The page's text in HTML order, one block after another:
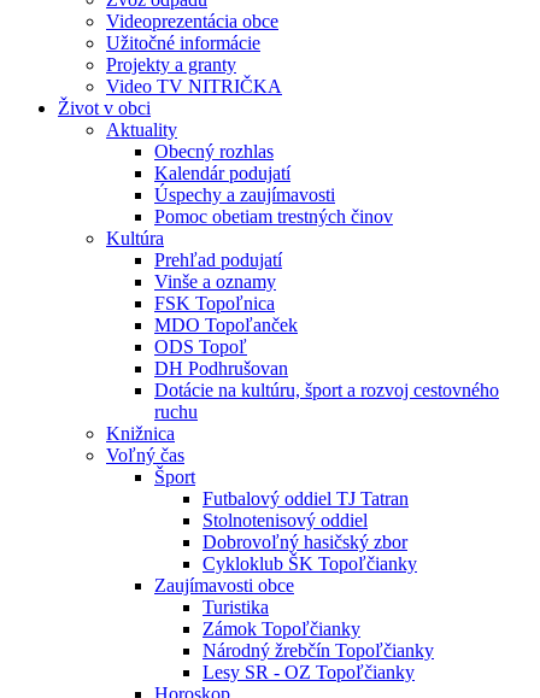
Videoprezentácia obce
Užitočné informácie
Projekty a granty
Video TV NITRIČKA
Život v obci
Aktuality
Obecný rozhlas
Kalendár podujatí
Úspechy a zaujímavosti
Pomoc obetiam trestných činov
Kultúra
Prehľad podujatí
Vinše a oznamy
FSK Topoľnica
MDO Topoľanček
ODS Topoľ
DH Podhrušovan
Dotácie na kultúru, šport a rozvoj cestovného
ruchu
Knižnica
Voľný čas
Šport
Futbalový oddiel TJ Tatran
Stolnotenisový oddiel
Dobrovoľný hasičský zbor
Cykloklub ŠK Topoľčianky
Zaujímavosti obce
Turistika
Zámok Topoľčianky
Národný žrebčín Topoľčianky
Lesy SR - OZ Topoľčianky
Horoskop